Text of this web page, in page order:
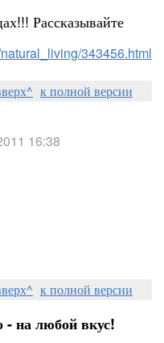
Рассказывайте
343456.html
к полной версии
16:38
к полной версии
- на любой вкус!